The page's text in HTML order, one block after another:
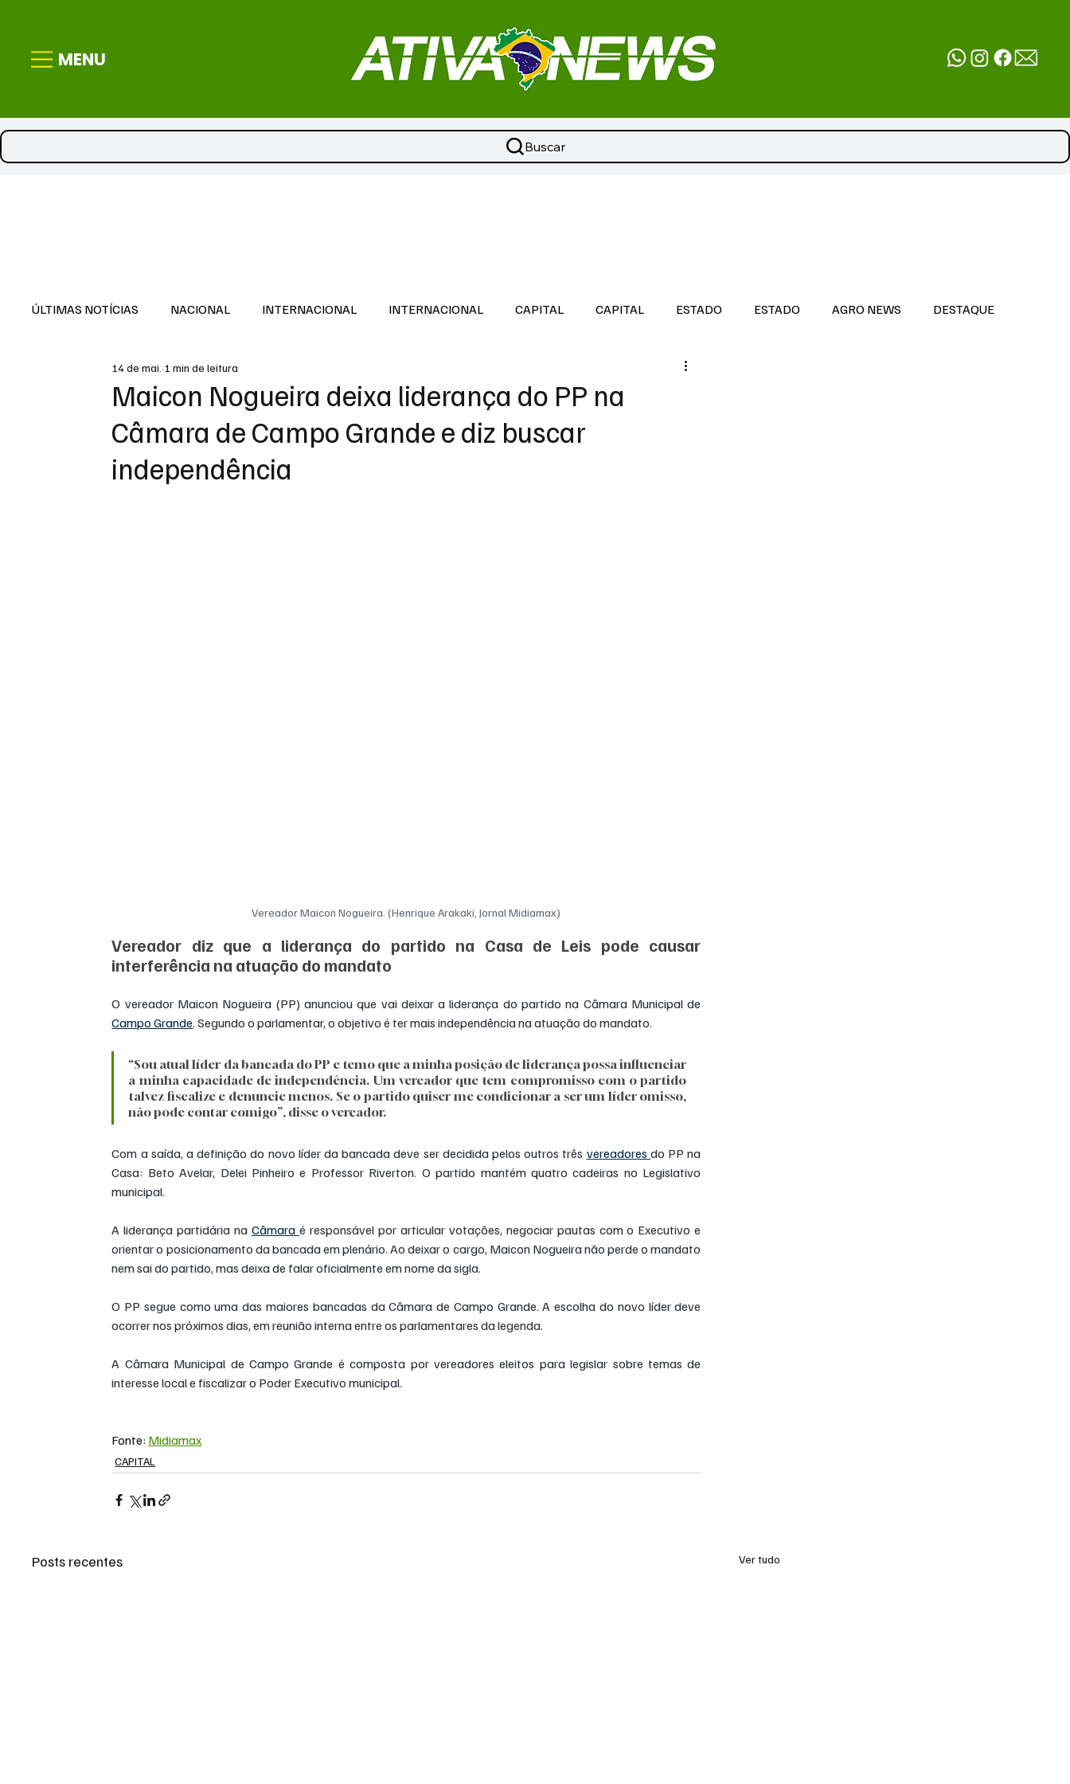
MENU
Buscar
ÚLTIMAS NOTÍCIAS NACIONAL INTERNACIONAL INTERNACIONAL CAPITAL CAPITAL ESTADO ESTADO AGRO NEWS DESTAQUE
DESTAQUE
Maicon Nogueira deixa liderança do PP na
Câmara de Campo Grande e diz buscar
independência
14 de mai. 1 min de leitura
Vereador Maicon Nogueira. (Henrique Arakaki, Jornal Midiamax)
Vereador diz que a liderança do partido na Casa de Leis pode causar
interferência na atuação do mandato
Campo Grande. Segundo o parlamentar, o objetivo é ter mais independência na atuação do mandato.
“Sou atual líder da bancada do PP e temo que a minha posição de liderança possa influenciar
a minha capacidade de independência. Um vereador que tem compromisso com o partido
talvez fiscalize e denuncie menos. Se o partido quiser me condicionar a ser um líder omisso,
não pode contar comigo”, disse o vereador.
Com a saída, a definição do novo líder da bancada deve ser decidida pelos outros três vereadores do PP na
Casa: Beto Avelar, Delei Pinheiro e Professor Riverton. O partido mantém quatro cadeiras no Legislativo
municipal.
A liderança partidária na Câmara é responsável por articular votações, negociar pautas com o Executivo e
orientar o posicionamento da bancada em plenário. Ao deixar o cargo, Maicon Nogueira não perde o mandato
nem sai do partido, mas deixa de falar oficialmente em nome da sigla.
O PP segue como uma das maiores bancadas da Câmara de Campo Grande. A escolha do novo líder deve
ocorrer nos próximos dias, em reunião interna entre os parlamentares da legenda.
A Câmara Municipal de Campo Grande é composta por vereadores eleitos para legislar sobre temas de
interesse local e fiscalizar o Poder Executivo municipal.
Fonte: Midiamax
CAPITAL
Posts recentes Ver tudo